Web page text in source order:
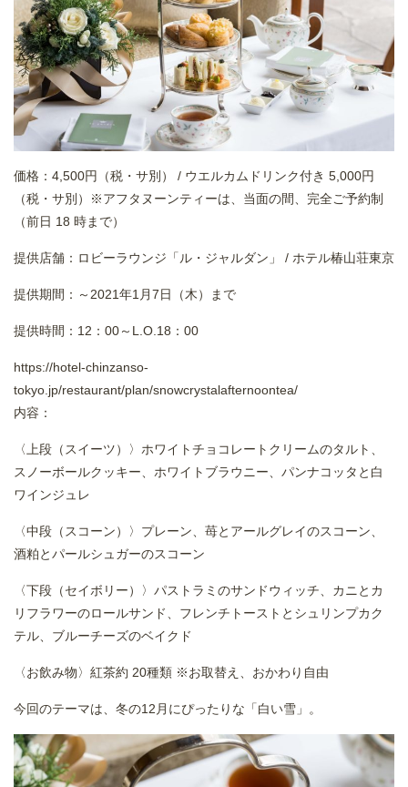
価格：4,500円（税・サ別） / ウエルカムドリンク付き 5,000円
（税・サ別）※アフタヌーンティーは、当面の間、完全ご予約制
（前日 18 時まで）
提供店舗：ロビーラウンジ「ル・ジャルダン」 / ホテル椿山荘東京
提供期間：～2021年1月7日（木）まで
提供時間：12：00～L.O.18：00
https://hotel-chinzanso-
tokyo.jp/restaurant/plan/snowcrystalafternoontea/
内容：
〈上段（スイーツ）〉ホワイトチョコレートクリームのタルト、
スノーボールクッキー、ホワイトブラウニー、パンナコッタと白
ワインジュレ
〈中段（スコーン）〉プレーン、苺とアールグレイのスコーン、
酒粕とパールシュガーのスコーン
〈下段（セイボリー）〉パストラミのサンドウィッチ、カニとカ
リフラワーのロールサンド、フレンチトーストとシュリンプカク
テル、ブルーチーズのベイクド
〈お飲み物〉紅茶約 20種類 ※お取替え、おかわり自由
今回のテーマは、冬の12月にぴったりな「白い雪」。